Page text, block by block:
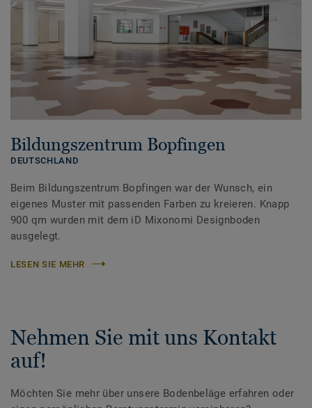
Bildungszentrum Bopfingen
DEUTSCHLAND
Beim Bildungszentrum Bopfingen war der Wunsch, ein
eigenes Muster mit passenden Farben zu kreieren. Knapp
900 qm wurden mit dem iD Mixonomi Designboden
ausgelegt.
LESEN SIE MEHR
Nehmen Sie mit uns Kontakt
auf!
Möchten Sie mehr über unsere Bodenbeläge erfahren oder